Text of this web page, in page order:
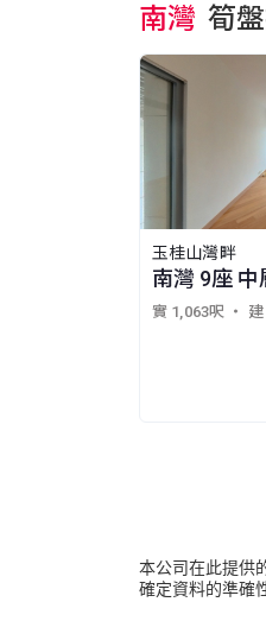
南灣 筍
玉桂山灣畔
南灣 9座 中
實 1,063呎 ・
本公司在此提供
確定資料的準確